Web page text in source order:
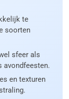
te
soorten
sfeer als
avondfeesten.
en texturen